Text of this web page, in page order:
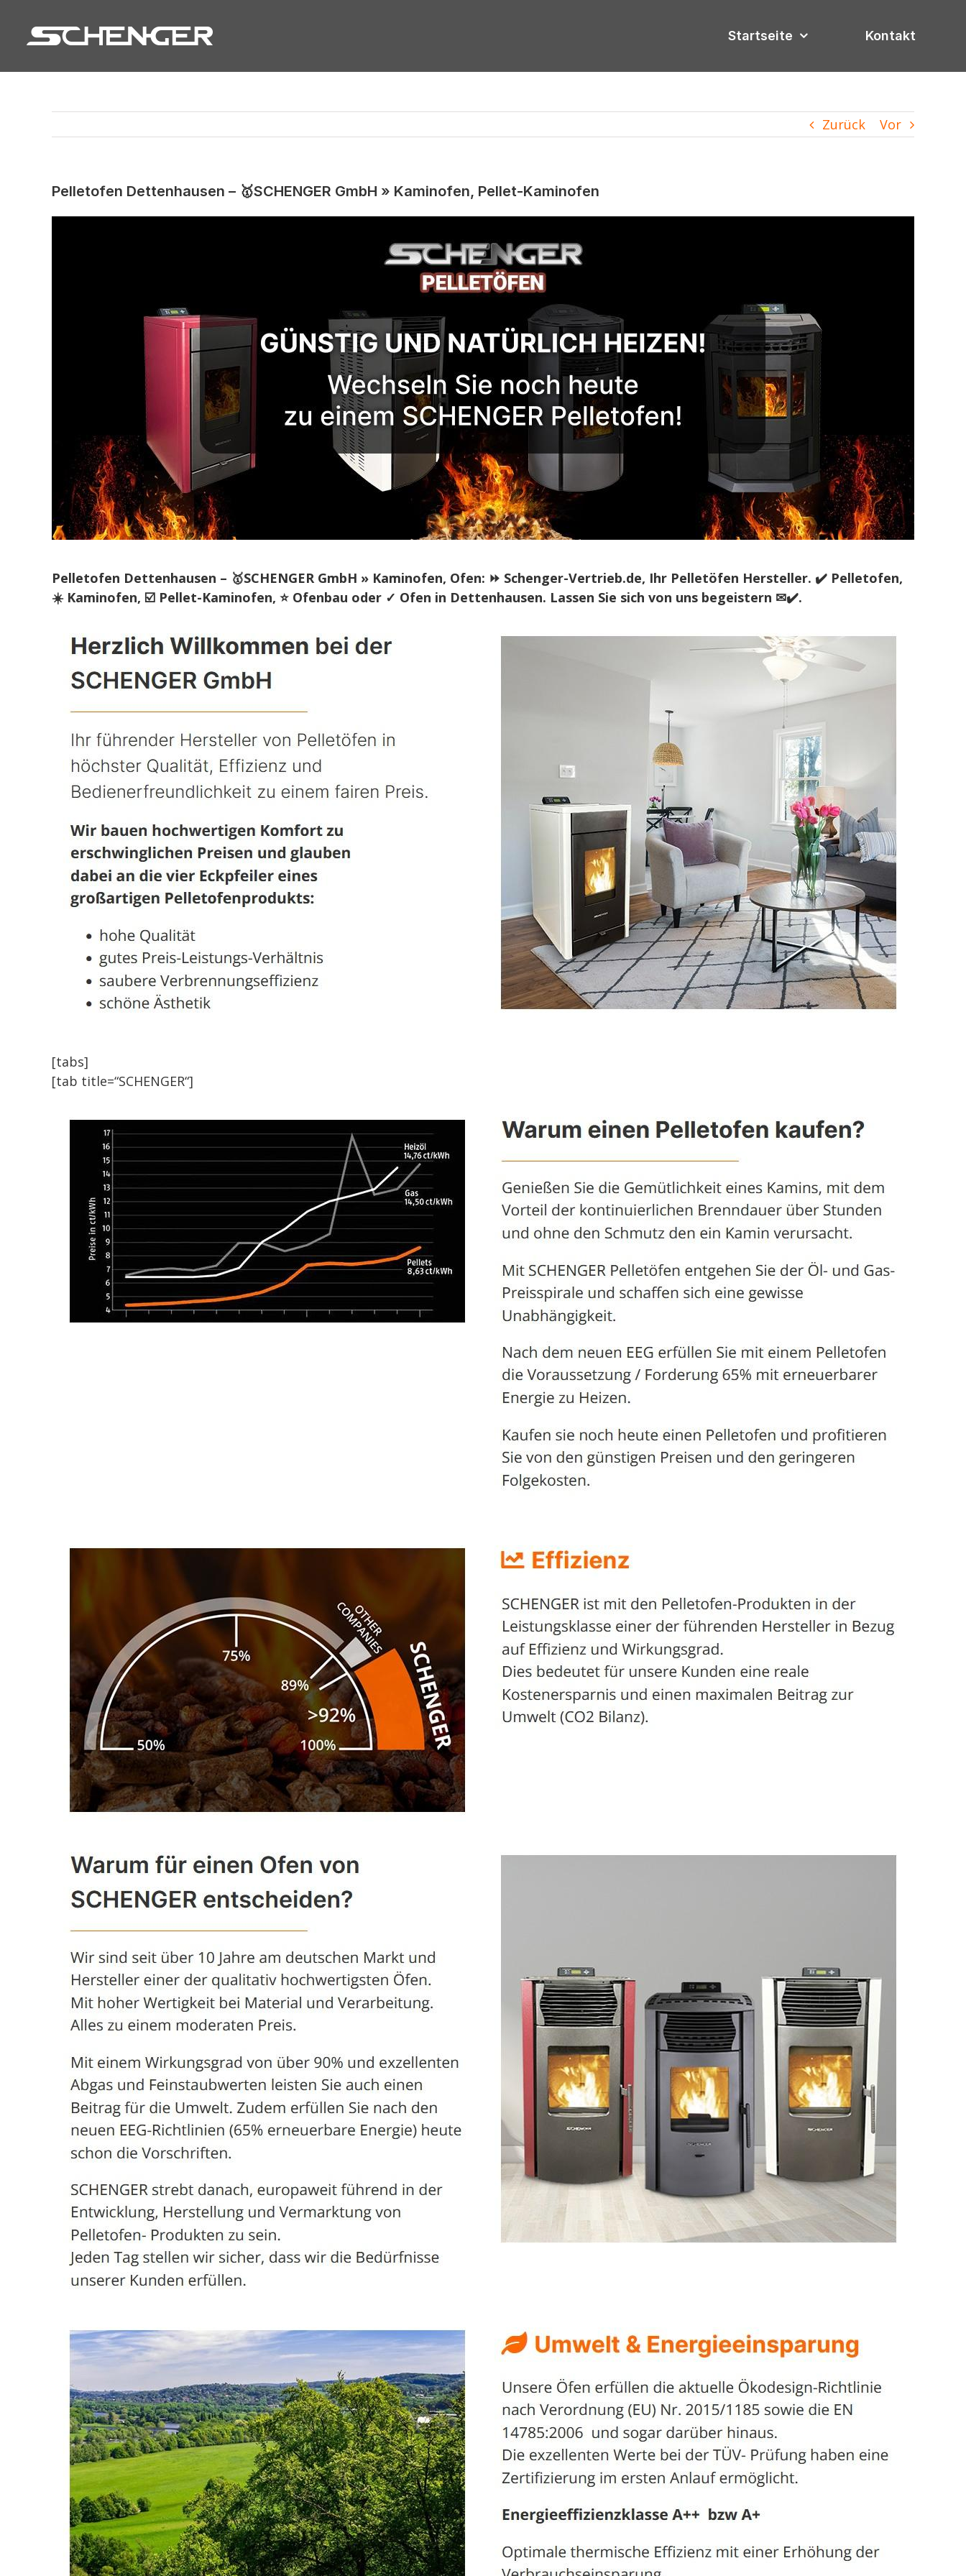
Inhalt
springen
Startseite Kontakt
Zurück Vor
Pelletofen Dettenhausen – 🥇SCHENGER GmbH » Kaminofen, Pellet-Kaminofen
Pelletofen Dettenhausen – 🥇SCHENGER GmbH » Kaminofen, Ofen: ⏩ Schenger-Vertrieb.de, Ihr Pelletöfen Hersteller. ✔️ Pelletofen,
☀️ Kaminofen, ☑️ Pellet-Kaminofen, ⭐ Ofenbau oder ✓ Ofen in Dettenhausen. Lassen Sie sich von uns begeistern ✉✔️.
[tabs]
[tab title=“SCHENGER“]